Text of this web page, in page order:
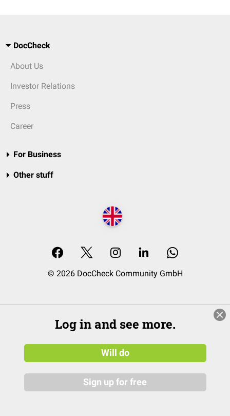
DocCheck
About Us
Investor Relations
Press
Career
For Business
Other stuff
© 2026 DocCheck Community GmbH
Log in and see more.
Will do
Sign up for free